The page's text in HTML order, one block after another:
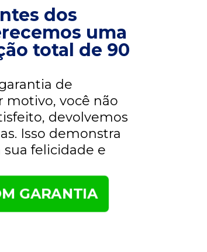
dos
uma
total de 90
de
motivo, você não
devolvemos
Isso demonstra
felicidade e
GARANTIA